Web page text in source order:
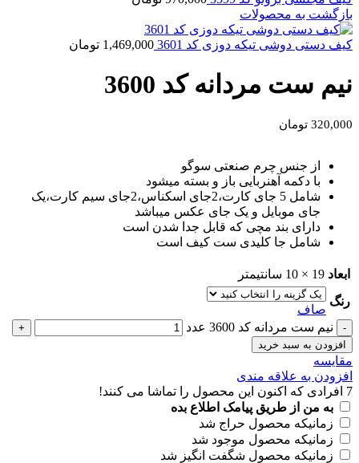
بازگشت به محصولات
کیف دستی دوشی تیکه دوزی کد 3601 1,469,000 تومان
نیم ست مردانه کد 3600
320,000 تومان
از جنس چرم صنعتی سوگو
با دکمه آهنربایی باز و بسته میشود
شامل 5 جای کارت،2جای اسکناس،2جای سیم کارت،یک
جای موبایل و یک جای عکس میباشد
دارای بند مچی که قابل جدا شدن است
شامل جا کلیدی ست کیف است
ابعاد 19 × 10 سانتیمتر
رنگ
صاف
نیم ست مردانه کد 3600 عدد
افزودن به سبد خرید
مقايسه
افزودن به علاقه مندی
7 افرادی که اکنون این محصول را تماشا می کنند!
به من از طریق پیامک اطلاع بده
زمانیکه محصول حراج شد
زمانیکه محصول موجود شد
زمانیکه محصول شگفت انگیز شد